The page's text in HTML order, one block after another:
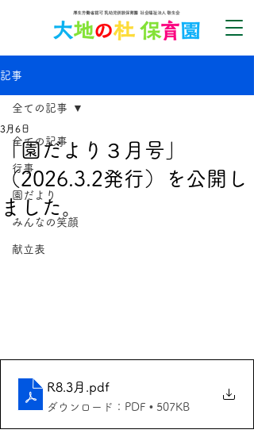
記事
全ての記事
行事
園だより
みんなの笑顔
献立表
全ての記事
「園だより３月号」
（2026.3.2発行）を公開し
ました。
3月6日
R8.3月 .pdf
ダウンロード：PDF • 507KB